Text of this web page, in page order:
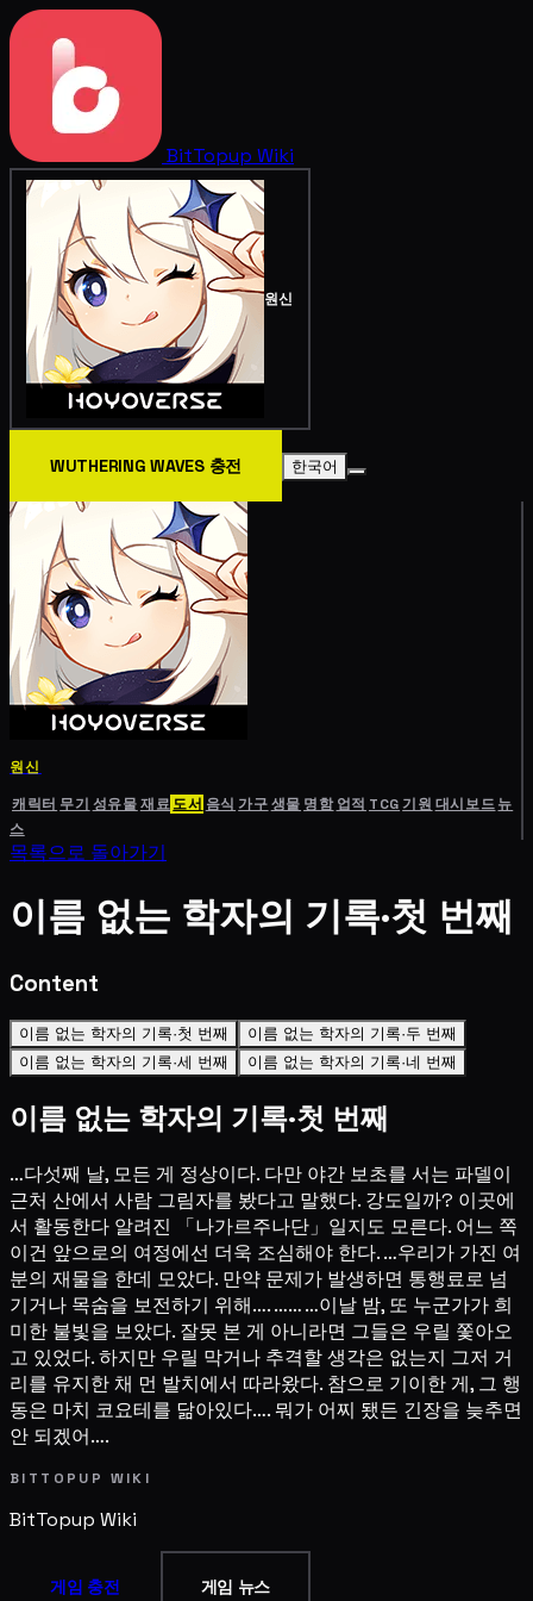
BitTopup Wiki
원신
WUTHERING WAVES 충전 한국어
원신
캐릭터 무기 성유물재료도서 음식 가구생물 명함 업적 TCG기원 대시보드뉴
스
목록으로 돌아가기
이름 없는 학자의 기록·첫 번째
Content
이름 없는 학자의 기록·첫 번째
이름 없는 학자의 기록·두 번째
이름 없는 학자의 기록·세 번째
이름 없는 학자의 기록·네 번째
이름 없는 학자의 기록·첫 번째
…다섯째 날, 모든 게 정상이다. 다만 야간 보초를 서는 파델이
근처 산에서 사람 그림자를 봤다고 말했다. 강도일까? 이곳에
서 활동한다 알려진 「나가르주나단」일지도 모른다. 어느 쪽
이건 앞으로의 여정에선 더욱 조심해야 한다. …우리가 가진 여
분의 재물을 한데 모았다. 만약 문제가 발생하면 통행료로 넘
기거나 목숨을 보전하기 위해…. …… …이날 밤, 또 누군가가 희
미한 불빛을 보았다. 잘못 본 게 아니라면 그들은 우릴 쫓아오
고 있었다. 하지만 우릴 막거나 추격할 생각은 없는지 그저 거
리를 유지한 채 먼 발치에서 따라왔다. 참으로 기이한 게, 그 행
동은 마치 코요테를 닮아있다…. 뭐가 어찌 됐든 긴장을 늦추면
안 되겠어….
BITTOPUP WIKI
BitTopup Wiki
게임 충전 게임 뉴스